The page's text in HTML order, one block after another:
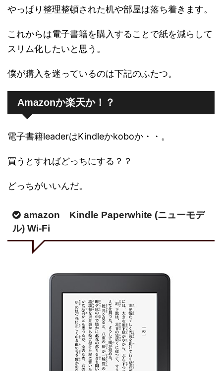
やっぱり整理整頓された机や部屋は落ち着きます。
これからは電子書籍を購入することで紙を減らして
スリム化したいと思う。
僕が購入を迷っているのは下記のふたつ。
Amazonか楽天か！？
電子書籍leaderはKindleかkoboか・・。
買うとすればどっちにする？？
どっちがいいんだ。
amazon Kindle Paperwhite (ニューモデ
ル) Wi-Fi